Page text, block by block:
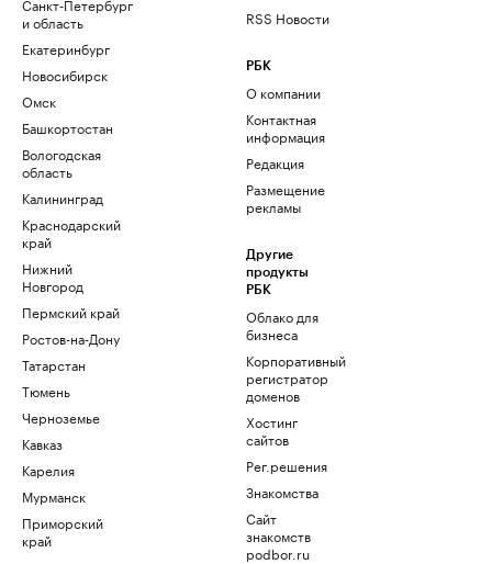
и область
Екатеринбург
Новосибирск
Омск
Башкортостан
Вологодская
область
Калининград
Краснодарский
край
Нижний
Новгород
Пермский край
Ростов-на-Дону
Татарстан
Тюмень
Черноземье
Кавказ
Карелия
Мурманск
Приморский
край
RSS Новости
РБК
О компании
Контактная
информация
Редакция
Размещение
рекламы
Другие
продукты
РБК
Облако для
бизнеса
Корпоративный
регистратор
доменов
Хостинг
сайтов
Рег.решения
Знакомства
Сайт
знакомств
podbor.ru